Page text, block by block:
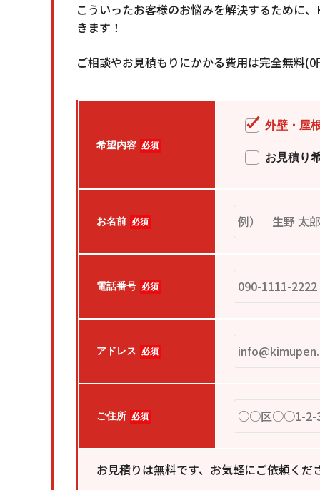
こういったお客様のお悩みを解決するために
きます！
ご相談やお見積もりにかかる費用は完全無料(0
希望内容 必須
外壁・屋
お見積り
お名前 必須
電話番号 必須
アドレス 必須
ご住所 必須
お見積りは無料です、お気軽にご依頼くだ